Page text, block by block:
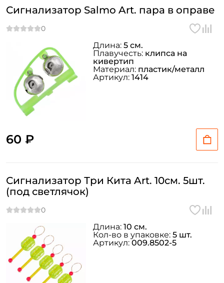
Сигнализатор Salmo Art. пара в оправе
60 ₽
Длина: 5 см.
Плавучесть: клипса на
кивертип
Материал: пластик/металл
Артикул: 1414
Сигнализатор Три Кита Art. 10см. 5шт.
(под светлячок)
Длина: 10 см.
Кол-во в упаковке: 5 шт.
Артикул:009.8502-5